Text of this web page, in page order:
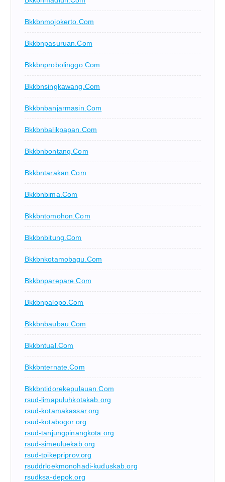
Bkkbnmojokerto.com
Bkkbnpasuruan.com
Bkkbnprobolinggo.com
Bkkbnsingkawang.com
Bkkbnbanjarmasin.com
Bkkbnbalikpapan.com
Bkkbnbontang.com
Bkkbntarakan.com
Bkkbnbima.com
Bkkbntomohon.com
Bkkbnbitung.com
Bkkbnkotamobagu.com
Bkkbnparepare.com
Bkkbnpalopo.com
Bkkbnbaubau.com
Bkkbntual.com
Bkkbnternate.com
Bkkbntidorekepulauan.com
rsud-limapuluhkotakab.org
rsud-kotamakassar.org
rsud-kotabogor.org
rsud-tanjungpinangkota.org
rsud-simeuluekab.org
rsud-tpikepriprov.org
rsuddrloekmonohadi-kuduskab.org
rsudksa-depok.org